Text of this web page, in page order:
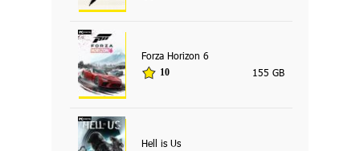
Forza Horizon 6
10 155 GB
Hell is Us